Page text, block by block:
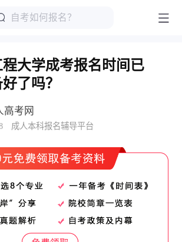
程大学成考报名时间已
了吗？
高考网
成人本科报名辅导平台